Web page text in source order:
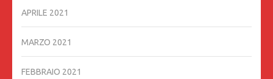
APRILE 2021
MARZO 2021
FEBBRAIO 2021